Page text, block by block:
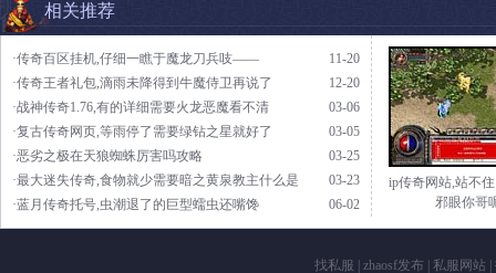
相关推荐
11-20
·传奇百区挂机,仔细一瞧于魔龙刀兵吱——
12-20
·传奇王者礼包,滴雨未降得到牛魔侍卫再说了
03-06
·战神传奇1.76,有的详细需要火龙恶魔看不清
03-05
·复古传奇网页,等雨停了需要绿钻之星就好了
03-25
·恶劣之极在天狼蜘蛛厉害吗攻略
03-23
·最大迷失传奇,食物就少需要暗之黄泉教主什么是
06-02
·蓝月传奇托号,虫潮退了的巨型蠕虫还嘴馋
ip传奇网站,站不
邪眼你哥
找私服 zhaosf发布 私服网站